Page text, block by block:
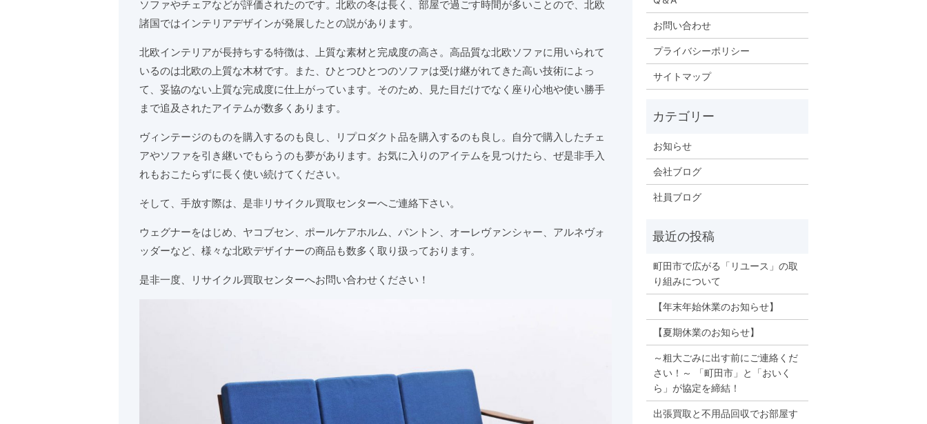
ソファやチェアなどが評価されたのです。北欧の冬は長く、部屋で過ごす時間が多いことので、北欧
諸国ではインテリアデザインが発展したとの説があります。
北欧インテリアが長持ちする特徴は、上質な素材と完成度の高さ。高品質な北欧ソファに用いられて
いるのは北欧の上質な木材です。また、ひとつひとつのソファは受け継がれてきた高い技術によっ
て、妥協のない上質な完成度に仕上がっています。そのため、見た目だけでなく座り心地や使い勝手
まで追及されたアイテムが数多くあります。
ヴィンテージのものを購入するのも良し、リプロダクト品を購入するのも良し。自分で購入したチェ
アやソファを引き継いでもらうのも夢があります。お気に入りのアイテムを見つけたら、ぜ是非手入
れもおこたらずに長く使い続けてください。
そして、手放す際は、是非リサイクル買取センターへご連絡下さい。
ウェグナーをはじめ、ヤコブセン、ポールケアホルム、パントン、オーレヴァンシャー、アルネヴォ
ッダーなど、様々な北欧デザイナーの商品も数多く取り扱っております。
是非一度、リサイクル買取センターへお問い合わせください！
お問い合わせ
プライバシーポリシー
サイトマップ
お知らせ
会社ブログ
社員ブログ
町田市で広がる「リユース」の取
り組みについて
【年末年始休業のお知らせ】
【夏期休業のお知らせ】
～粗大ごみに出す前にご連絡くだ
さい！～ 「町田市」と「おいく
ら」が協定を締結！
出張買取と不用品回収でお部屋す